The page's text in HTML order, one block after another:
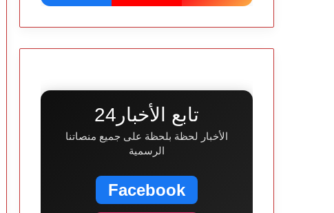
تابع الأخبار24
الأخبار لحظة بلحظة على جميع منصاتنا
الرسمية
Facebook